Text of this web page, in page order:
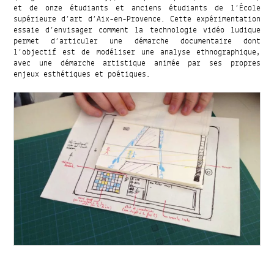
et de onze étudiants et anciens étudiants de l’École
supérieure d’art d’Aix-en-Provence. Cette expérimentation
essaie d’envisager comment la technologie vidéo ludique
permet d’articuler une démarche documentaire dont
l’objectif est de modéliser une analyse ethnographique,
avec une démarche artistique animée par ses propres
enjeux esthétiques et poétiques.